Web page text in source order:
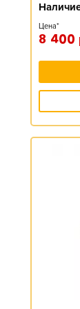
Цена*
8 400